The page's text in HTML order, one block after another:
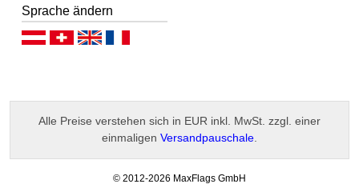
Sprache ändern
Deutsch (AT)Deutsch (CH)
Alle Preise verstehen sich in EUR inkl. MwSt. zzgl. einer
einmaligen Versandpauschale.
© 2012-2026 MaxFlags GmbH